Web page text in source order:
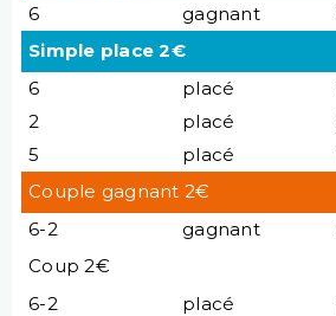
6
gagnant
Simple place 2€
6
placé
2
placé
5
placé
Couple gagnant 2€
6-2
gagnant
Coup 2€
6-2
placé